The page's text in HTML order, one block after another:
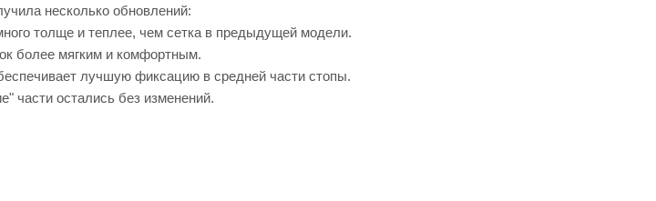
несколько обновлений:
толще и теплее, чем сетка в предыдущей модели.
более мягким и комфортным.
лучшую фиксацию в средней части стопы.
части остались без изменений.